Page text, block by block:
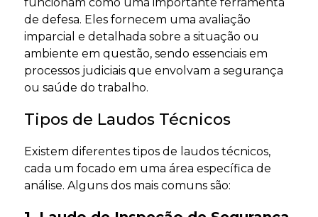
de defesa. Eles fornecem uma avaliação
imparcial e detalhada sobre a situação ou
ambiente em questão, sendo essenciais em
processos judiciais que envolvam a segurança
ou saúde do trabalho.
Tipos de Laudos Técnicos
Existem diferentes tipos de laudos técnicos,
cada um focado em uma área específica de
análise. Alguns dos mais comuns são: